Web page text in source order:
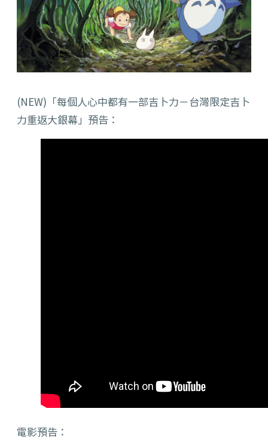
(NEW)「每個人心中都有一部吉卜力－台灣限定吉卜
力重返大銀幕」預告：
電影預告：